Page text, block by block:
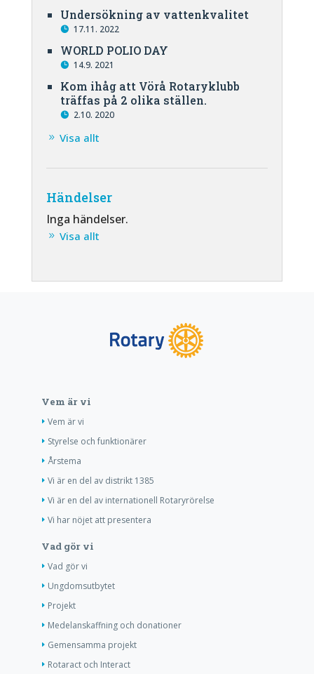
Undersökning av vattenkvalitet
17.11. 2022
WORLD POLIO DAY
14.9. 2021
Kom ihåg att Vörå Rotaryklubb
träffas på 2 olika ställen.
2.10. 2020
Visa allt
Händelser
Inga händelser.
Visa allt
Vem är vi
Vem är vi
Styrelse och funktionärer
Årstema
Vi är en del av distrikt 1385
Vi är en del av internationell Rotaryrörelse
Vi har nöjet att presentera
Vad gör vi
Vad gör vi
Ungdomsutbytet
Projekt
Medelanskaffning och donationer
Gemensamma projekt
Rotaract och Interact